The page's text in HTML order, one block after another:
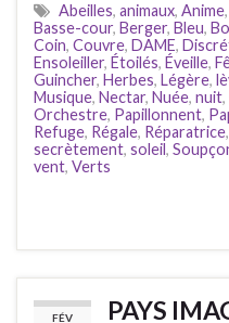
Abeilles, animaux, Anime,
Basse-cour, Berger, Bleu,
Coin, Couvre, DAME,
Ensoleiller, Étoilés, Éveille,
Guincher, Herbes, Légère,
Musique, Nectar, Nuée, nuit,
Orchestre, Papillonnent,
Refuge, Régale, Réparatrice,
secrètement, soleil,
vent, Verts
FÉV PAYS